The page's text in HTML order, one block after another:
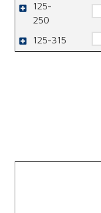
125-
250
125-315